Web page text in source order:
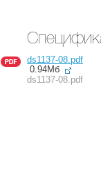
ds1137-08.pdf
0.94Мб
ds1137-08.pdf